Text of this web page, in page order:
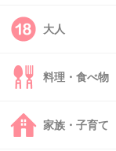
便座を下ろさ
大人
料理・食べ物
家族・子育て